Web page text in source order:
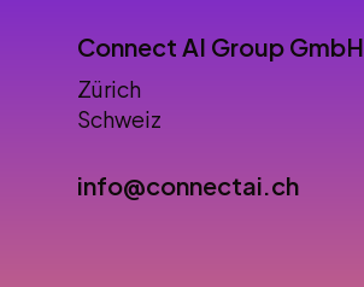
Connect AI Group GmbH
Zürich
Schweiz
info@connectai.ch